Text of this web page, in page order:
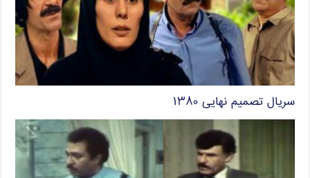
سریال تصمیم نهایی ۱۳۸۰